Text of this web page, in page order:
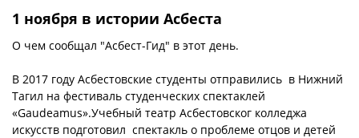
1 ноября в истории Асбеста
О чем сообщал "Асбест-Гид" в этот день.
В 2017 году Асбестовские студенты отправились в Нижний
Тагил на фестиваль студенческих спектаклей
«Gaudeamus».Учебный театр Асбестовског колледжа
искусств подготовил спектакль о проблеме отцов и детей